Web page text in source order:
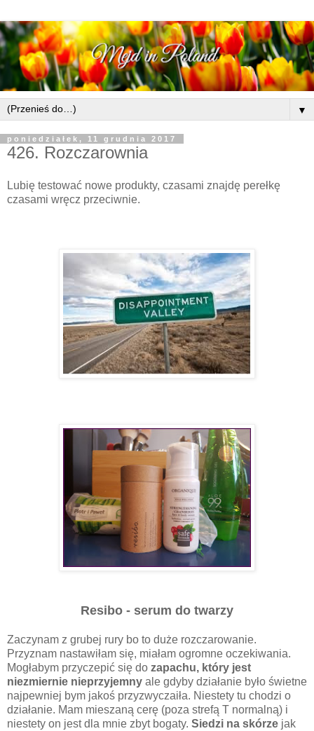
▼
poniedziałek, 11 grudnia 2017
426. Rozczarownia
Lubię testować nowe produkty, czasami znajdę perełkę
czasami wręcz przeciwnie.
Resibo - serum do twarzy
Zaczynam z grubej rury bo to duże rozczarowanie.
Przyznam nastawiłam się, miałam ogromne oczekiwania.
Mogłabym przyczepić się do zapachu, który jest
niezmiernie nieprzyjemny ale gdyby działanie było świetne
najpewniej bym jakoś przyzwyczaiła. Niestety tu chodzi o
działanie. Mam mieszaną cerę (poza strefą T normalną) i
niestety on jest dla mnie zbyt bogaty. Siedzi na skórze jak